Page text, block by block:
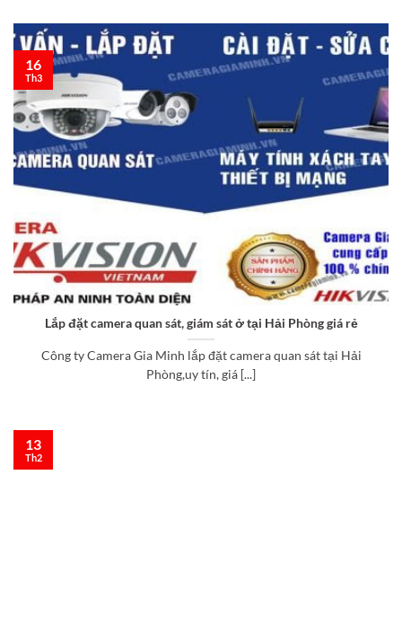
Lắp đặt camera quan sát, giám sát ở tại Hải Phòng giá rẻ
Công ty Camera Gia Minh lắp đặt camera quan sát tại Hải
Phòng,uy tín, giá [...]
16
Th3
13
Th2